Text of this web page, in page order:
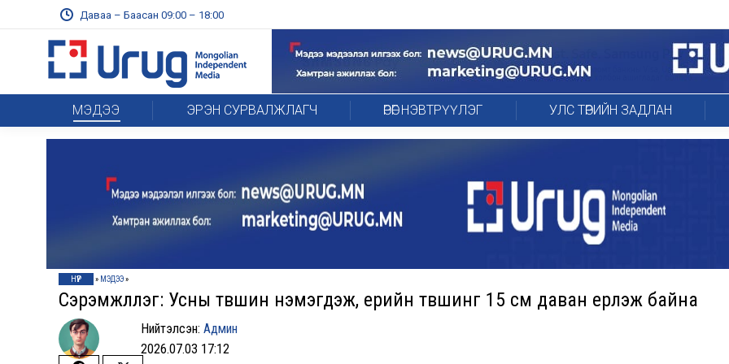
Даваа – Баасан 09:00 – 18:00
МЭДЭЭ ЭРЭН СУРВАЛЖЛАГЧ ӨРӨГ НЭВТРҮҮЛЭГ УЛС ТӨРИЙН ЗАДЛАН
НҮҮР » МЭДЭЭ»
Сэрэмжлүүлэг: Усны түвшин нэмэгдэж, үерийн түвшинг 15 см даван үерлэж байна
Нийтэлсэн:Админ
2026.07.03 17:12